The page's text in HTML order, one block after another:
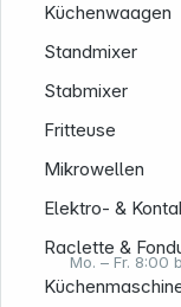
Mo. – Fr. 8:00
Küchenwaagen
Standmixer
Stabmixer
Fritteuse
Mikrowellen
Elektro- &
Raclette &
Informationen